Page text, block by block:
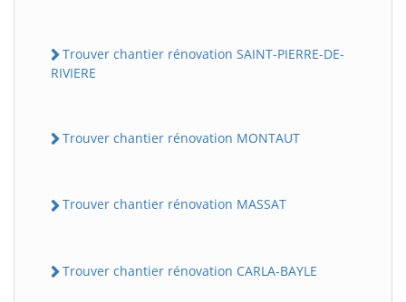
Trouver chantier rénovation SAINT-PIERRE-DE-
RIVIERE
Trouver chantier rénovation MONTAUT
Trouver chantier rénovation MASSAT
Trouver chantier rénovation CARLA-BAYLE